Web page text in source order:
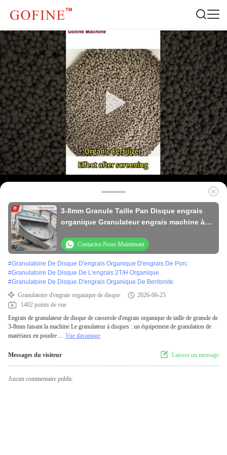
3-8mm Granule Taille Pan Disque engrais
organique Granulateur engrais machine à
Contactez-Nous Maintenant
#Granulatoire De Disque D'engrais Organique D'engrais De Porc
#Granulatoire De Disque De L'engrais 2T/H Organique
#Granulatoire De Disque D'engrais Organique De Bentonite
Granulatoire d'engrais organique de disque
2026-06-25
1402 points de vue
Engrais de granulateur de disque de casserole d'engrais organique de taille de granule de
3-8mm faisant la machine Le granulateur à disques : un équipement de granulation de
matériaux en poudre ... Vue davantage
Messages du visiteur Laissez un message
Aucun commentaire public